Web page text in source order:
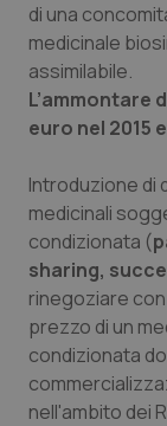
di una
medicinale
assimilabile.
L’ammontare
euro nel 2015
Introduzione di
medicinali
condizionata (
sharing,
rinegoziare
prezzo di un
condizionata
nell'ambito dei